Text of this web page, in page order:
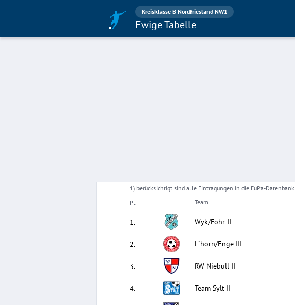
Kreisklasse B Nordfriesland NW1
Ewige Tabelle
1) berücksichtigt sind alle Eintragungen in die FuPa-Datenbank
Pl.
Team
1. Wyk/Föhr II
2. L`horn/Enge III
3. RW Niebüll II
4. Team Sylt II